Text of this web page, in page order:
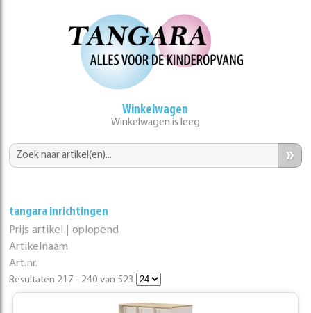
Winkelwagen
Winkelwagen is leeg
»
tangara inrichtingen
Prijs artikel | oplopend
Artikelnaam
Art.nr.
Resultaten 217 - 240 van 523